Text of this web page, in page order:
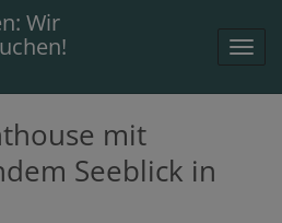
mit
Seeblick in